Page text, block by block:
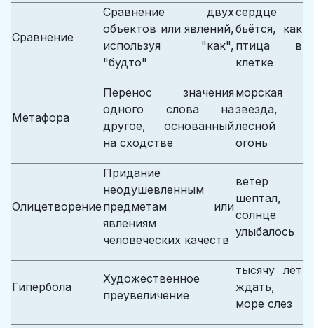
Сравнение
Сравнение двух
объектов или явлений,
используя "как",
"будто"
сердце
бьётся, как
птица в
клетке
Метафора
Перенос значения
одного слова на
другое, основанный
на сходстве
морская
звезда,
лесной
огонь
Олицетворение
Придание
неодушевленным
предметам или
явлениям
человеческих качеств
ветер
шептал,
солнце
улыбалось
Гипербола
Художественное
преувеличение
тысячу лет
ждать,
море слез